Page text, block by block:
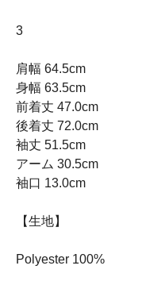
3
肩幅 64.5cm
身幅 63.5cm
前着丈 47.0cm
後着丈 72.0cm
袖丈 51.5cm
アーム 30.5cm
袖口 13.0cm
【生地】
Polyester 100%